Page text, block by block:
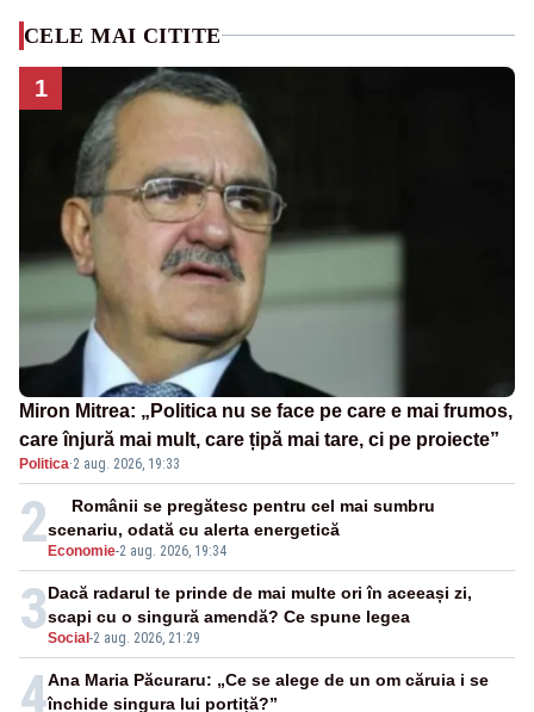
CELE MAI CITITE
1
Miron Mitrea: „Politica nu se face pe care e mai frumos,
care înjură mai mult, care țipă mai tare, ci pe proiecte”
Politica·2 aug. 2026, 19:33
2 Economie-2 aug. 2026, 19:34
Românii se pregătesc pentru cel mai sumbru
scenariu, odată cu alerta energetică
3Social -2 aug. 2026, 21:29
Dacă radarul te prinde de mai multe ori în aceeași zi,
scapi cu o singură amendă? Ce spune legea
4Ana Maria Păcuraru: „Ce se alege de un om căruia i se
închide singura lui portiță?”